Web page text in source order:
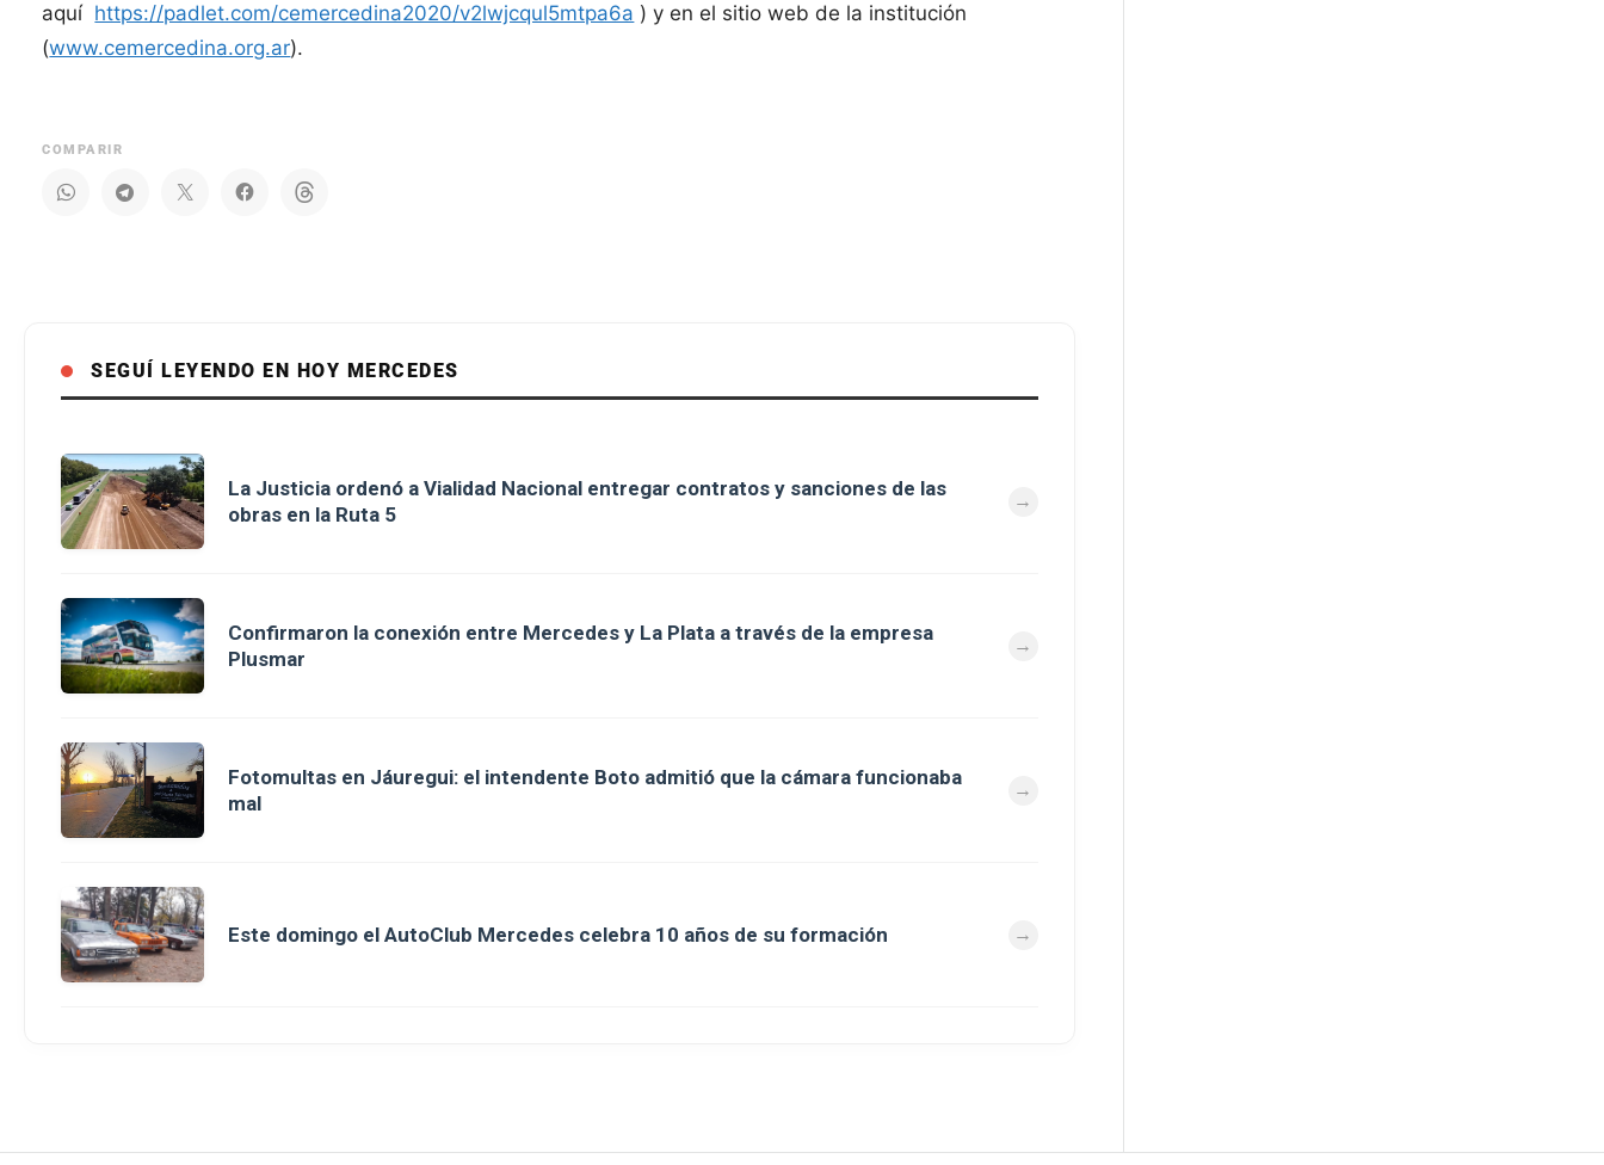
aquí https://padlet.com/cemercedina2020/v2lwjcqul5mtpa6a ) y en el sitio web de la institución
(www.cemercedina.org.ar).
COMPARIR
SEGUÍ LEYENDO EN HOY MERCEDES
La Justicia ordenó a Vialidad Nacional entregar contratos y sanciones de las
obras en la Ruta 5
Confirmaron la conexión entre Mercedes y La Plata a través de la empresa
Plusmar
Fotomultas en Jáuregui: el intendente Boto admitió que la cámara funcionaba
mal
Este domingo el AutoClub Mercedes celebra 10 años de su formación